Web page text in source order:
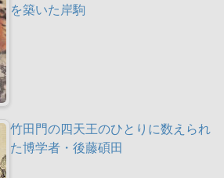
を築いた岸駒
竹田門の四天王のひとりに数えられ
た博学者・後藤碩田